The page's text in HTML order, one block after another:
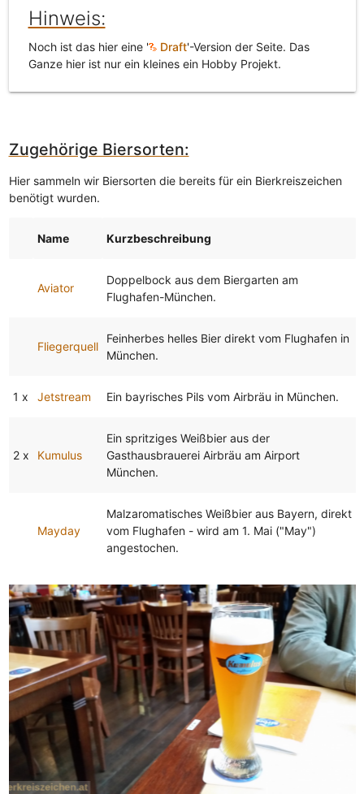
Hinweis:
Noch ist das hier eine ' Draft'-Version der Seite. Das
Ganze hier ist nur ein kleines ein Hobby Projekt.
Zugehörige Biersorten:
Hier sammeln wir Biersorten die bereits für ein Bierkreiszeichen
benötigt wurden.
Name Kurzbeschreibung
Aviator
Doppelbock aus dem Biergarten am
Flughafen-München.
Fliegerquell
Feinherbes helles Bier direkt vom Flughafen in
München.
1 x Jetstream Ein bayrisches Pils vom Airbräu in München.
2 x Kumulus
Ein spritziges Weißbier aus der
Gasthausbrauerei Airbräu am Airport
München.
Mayday
Malzaromatisches Weißbier aus Bayern, direkt
vom Flughafen - wird am 1. Mai ("May")
angestochen.